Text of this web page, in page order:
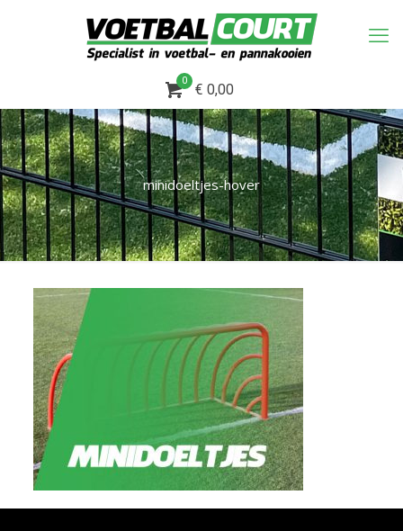
0
€ 0,00
minidoeltjes-hover